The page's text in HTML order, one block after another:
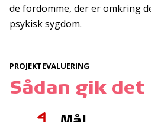
de fordomme, der er omkring
psykisk sygdom.
PROJEKTEVALUERING
Sådan gik det
TrygFonden
T: 45 26 08 00
info@trygfonden.dk